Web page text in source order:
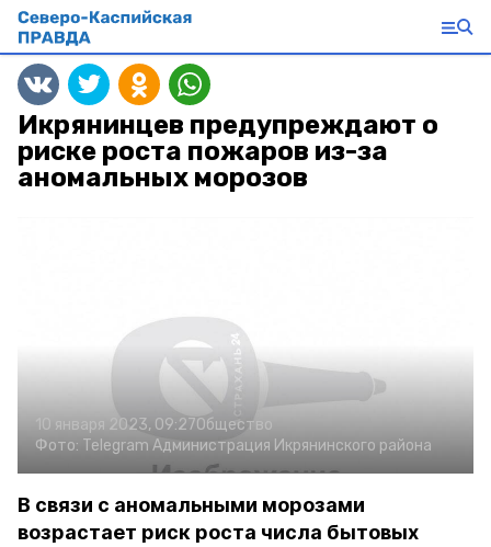
Икрянинцев предупреждают о
риске роста пожаров из-за
аномальных морозов
10 января 2023, 09:27Общество
Фото: Telegram Администрация Икрянинского района
В связи с аномальными морозами
возрастает риск роста числа бытовых